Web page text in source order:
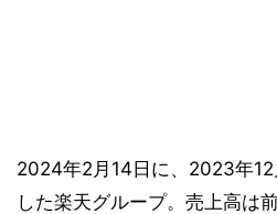
2024年2月14日に、2023年
した楽天グループ。売上高は